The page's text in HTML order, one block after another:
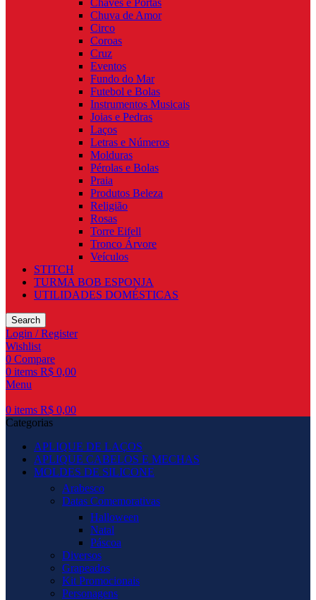
Chaves e Portas
Chuva de Amor
Circo
Coroas
Cruz
Eventos
Fundo do Mar
Futebol e Bolas
Instrumentos Musicais
Joias e Pedras
Laços
Letras e Números
Molduras
Pérolas e Bolas
Praia
Produtos Beleza
Religião
Rosas
Torre Eifell
Tronco Árvore
Veículos
STITCH
TURMA BOB ESPONJA
UTILIDADES DOMÉSTICAS
Search
Login / Register
Wishlist
0 Compare
0 items R$ 0,00
Menu
0 items R$ 0,00
Categorias
APLIQUE DE LAÇOS
APLIQUE CABELOS E MECHAS
MOLDES DE SILICONE
Arabesco
Datas Comemorativas
Halloween
Natal
Páscoa
Diversos
Grapeados
Kit Promocionais
Personagens